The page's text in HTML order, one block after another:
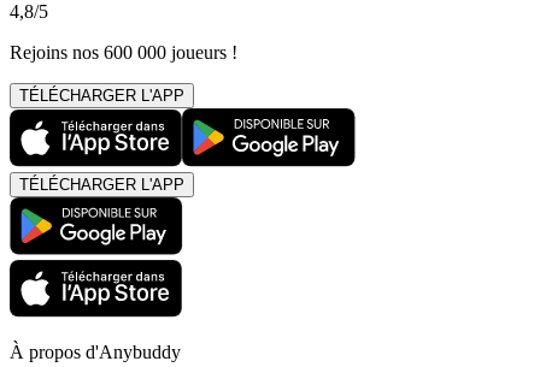
4,8/5
Rejoins nos 600 000 joueurs !
TÉLÉCHARGER L'APP
TÉLÉCHARGER L'APP
À propos d'Anybuddy